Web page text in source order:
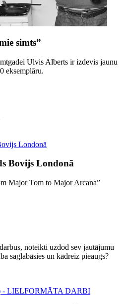
simts”
Ulvis Alberts ir izdevis jaunu
eksemplāru.
Bovijs Londonā
Major Tom to Major Arcana”
noteikti uzdod sev jautājumu
saglabāsies un kādreiz pieaugs?